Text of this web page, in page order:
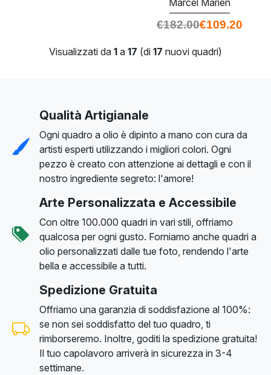
Marcel Marien
€182.00€109.20
Visualizzati da 1 a 17 (di 17 nuovi quadri)
Qualità Artigianale
Ogni quadro a olio è dipinto a mano con cura da
artisti esperti utilizzando i migliori colori. Ogni
pezzo è creato con attenzione ai dettagli e con il
nostro ingrediente segreto: l'amore!
Arte Personalizzata e Accessibile
Con oltre 100.000 quadri in vari stili, offriamo
qualcosa per ogni gusto. Forniamo anche quadri a
olio personalizzati dalle tue foto, rendendo l'arte
bella e accessibile a tutti.
Spedizione Gratuita
Offriamo una garanzia di soddisfazione al 100%:
se non sei soddisfatto del tuo quadro, ti
rimborseremo. Inoltre, goditi la spedizione gratuita!
Il tuo capolavoro arriverà in sicurezza in 3-4
settimane.